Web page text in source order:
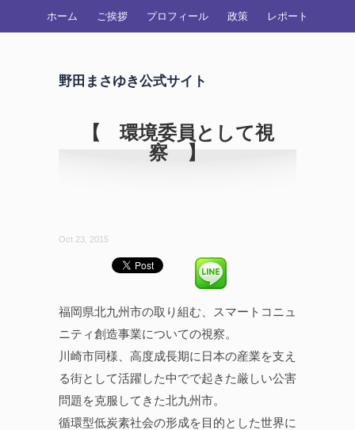
ホーム ご挨拶 プロフィール 政策 レポート
野田まさゆき公式サイト
【 環境委員として視
察 】
Oct 23, 2015
福岡県北九州市の取り組む、スマートコニュ
ニティ創造事業についての視察。
川崎市同様、高度成長期に日本の産業を支え
る街として活躍した中でで起きた厳しい公害
問題を克服してきた北九州市。
循環型低炭素社会の形成を目的とした世界に